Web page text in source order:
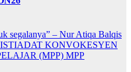
ISTIADAT KONVOKESYEN
(MPP) MPP